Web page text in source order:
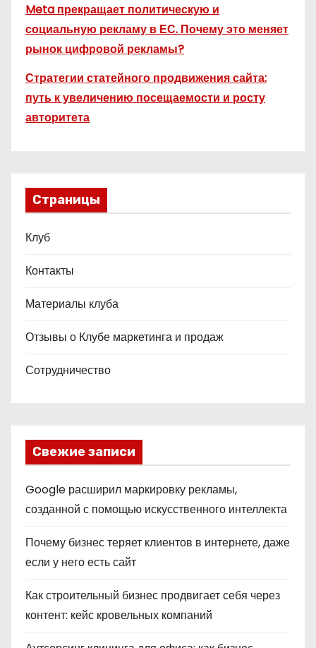
Meta прекращает политическую и
социальную рекламу в ЕС. Почему это меняет
рынок цифровой рекламы?
Стратегии статейного продвижения сайта:
путь к увеличению посещаемости и росту
авторитета
Страницы
Клуб
Контакты
Материалы клуба
Отзывы о Клубе маркетинга и продаж
Сотрудничество
Свежие записи
Google расширил маркировку рекламы,
созданной с помощью искусственного интеллекта
Почему бизнес теряет клиентов в интернете, даже
если у него есть сайт
Как строительный бизнес продвигает себя через
контент: кейс кровельных компаний